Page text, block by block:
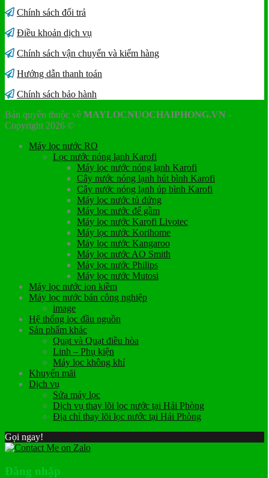
Chính sách đổi trả
Điều khoản dịch vụ
Chính sách vận chuyển và kiểm hàng
Hướng dẫn thanh toán
Chính sách bảo hành
Bản quyền thuộc về MAYLOCNUOCHAIPHONG.VN -
Copyright 2026 ©
Máy lọc nước RO
Lọc nước nóng lạnh Karofi
Máy lọc nước nóng lạnh Karofi
Cây nước nóng lạnh hút bình Karofi
Cây nước nóng lạnh úp bình Karofi
Máy lọc nước tủ đứng
Máy lọc nước để gầm
Máy lọc nước Karofi Livotec
Máy lọc nước Korihome
Máy lọc nước Kangaroo
Máy lọc nước AO Smith
Máy lọc nước Philips
Máy lọc nước Mutosi
Máy lọc nước ion kiềm
Máy lọc nước bán công nghiệp
image
Hệ thống lọc đầu nguồn
Sản phẩm khác
Quạt và Quạt điều hòa
Linh – Phụ kiện
Máy lọc không khí
Khuyến mãi
Dịch vụ
Sửa máy lọc
Dịch vụ thay lõi lọc nước tại Hải Phòng
Địa chỉ thay lõi lọc nước tại Hải Phòng
Gọi ngay!
Đăng nhập